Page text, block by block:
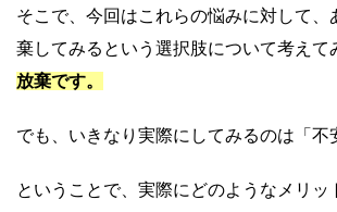
そこで、今回はこれらの悩みに対して、
棄してみるという選択肢について考えて
放棄です。
でも、いきなり実際にしてみるのは「不
ということで、実際にどのようなメリッ